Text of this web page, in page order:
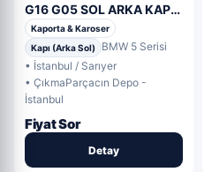
G16 G05 SOL ARKA KAPI
KİLİDİ 7401203 7477689
OEM 7401203
Kaporta & Karoser
Kapı (Arka Sol)
BMW 5 Serisi
• İstanbul / Sarıyer
• ÇıkmaParçacın Depo -
İstanbul
Fiyat Sor
Detay